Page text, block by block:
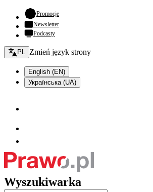
Promocje- otwiera się w nowej karcie
Newsletter
Podcasty
Zmień język - bieżący:
PL Zmień język strony
English (EN)
Українська (UA)
Wyszukiwarka